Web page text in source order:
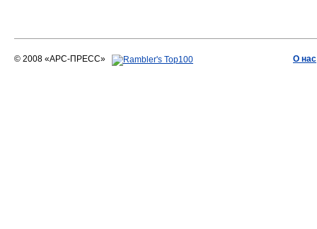
© 2008 «АРС-ПРЕСС» О нас